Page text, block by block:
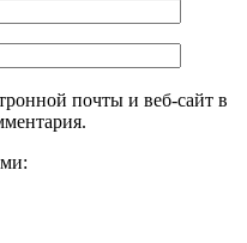
почты и веб-сайт в